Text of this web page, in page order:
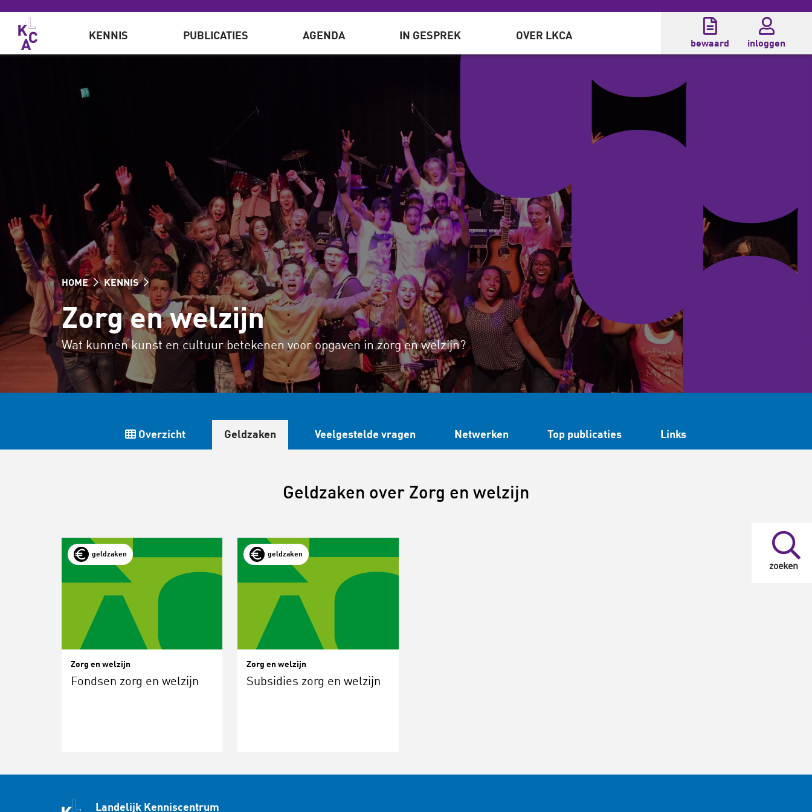
Overslaan en naar de inhoud gaan
zoeken
KENNIS PUBLICATIES AGENDA IN GESPREK OVER LKCA
bewaard inloggen
HOME KENNIS
Zorg en welzijn
Wat kunnen kunst en cultuur betekenen voor opgaven in zorg en welzijn?
Overzicht Geldzaken Veelgestelde vragen Netwerken Top publicaties Links
Geldzaken over Zorg en welzijn
geldzaken
Zorg en welzijn
Fondsen zorg en welzijn
geldzaken
Zorg en welzijn
Subsidies zorg en welzijn
Landelijk Kenniscentrum